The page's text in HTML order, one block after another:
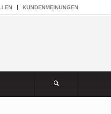
KUNDENMEINUNGEN